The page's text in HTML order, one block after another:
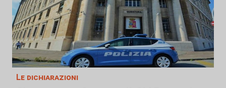
Le dichiarazioni